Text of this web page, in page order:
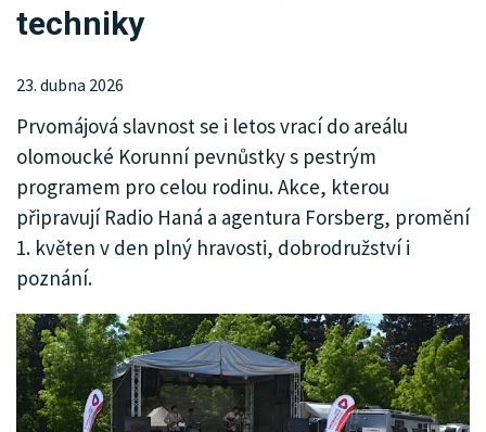
SPOLEČNOST
INZERCE
techniky
23. dubna 2026
Prvomájová slavnost se i letos vrací do areálu
olomoucké Korunní pevnůstky s pestrým
programem pro celou rodinu. Akce, kterou
připravují Radio Haná a agentura Forsberg, promění
1. květen v den plný hravosti, dobrodružství i
poznání.